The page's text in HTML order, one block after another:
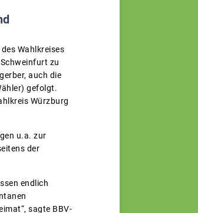
Wahlkreises
zu
auch die
gefolgt.
Würzburg
u.a. zur
der
endlich
sagte BBV-